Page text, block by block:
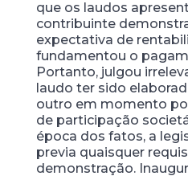
que os laudos
contribuinte
expectativa de
fundamentou o
Portanto, julgou
laudo ter sido
outro em momento
de participação
época dos fatos, a
previa quaisquer
demonstração.